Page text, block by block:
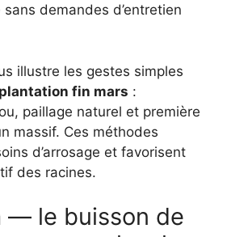
demandes d’entretien
illustre les gestes simples
plantation fin mars :
paillage naturel et première
massif. Ces méthodes
d’arrosage et favorisent
des racines.
— le buisson de